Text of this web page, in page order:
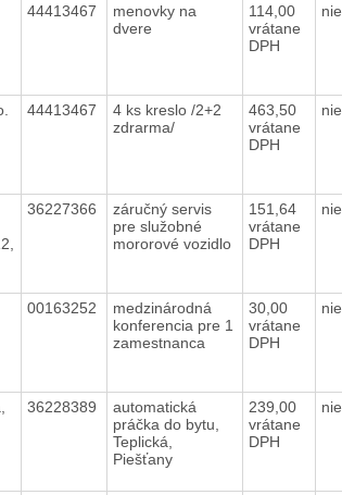
44413467
menovky na
dvere
114,00
vrátane
DPH
nie
44413467
4 ks kreslo /2+2
zdrarma/
463,50
vrátane
DPH
nie
36227366
záručný servis
pre služobné
mororové vozidlo
151,64
vrátane
DPH
nie
00163252
medzinárodná
konferencia pre 1
zamestnanca
30,00
vrátane
DPH
nie
36228389
automatická
práčka do bytu,
Teplická,
Piešťany
239,00
vrátane
DPH
nie